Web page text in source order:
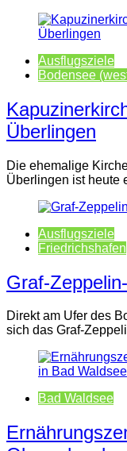
Ausflugsziele
Bodensee
Überlingen
Die ehemalige
Überlingen ist heute
Ausflugsziele
Friedrichshafen
Graf-
Direkt am Ufer des
sich das Graf-
Bad Waldsee